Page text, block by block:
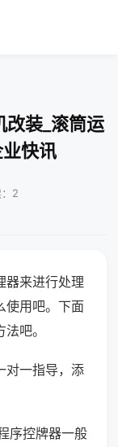
装_滚筒运
快讯
2
器来进行处理
使用吧。下面
吧。
对一指导，添
序控牌器一般